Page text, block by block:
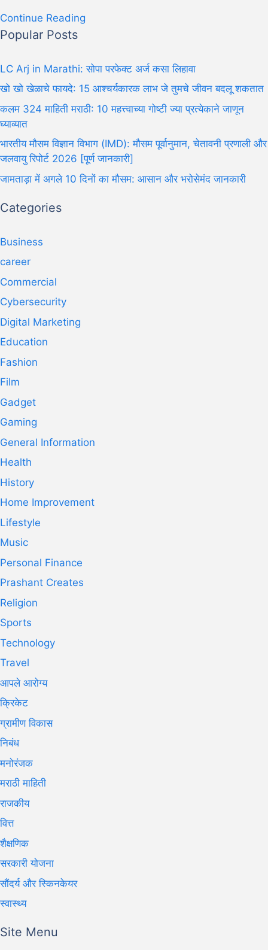
Continue Reading
Popular Posts
LC Arj in Marathi: सोपा परफेक्ट अर्ज कसा लिहावा
खो खो खेळाचे फायदे: 15 आश्चर्यकारक लाभ जे तुमचे जीवन बदलू शकतात
कलम 324 माहिती मराठी: 10 महत्त्वाच्या गोष्टी ज्या प्रत्येकाने जाणून
घ्याव्यात
भारतीय मौसम विज्ञान विभाग (IMD): मौसम पूर्वानुमान, चेतावनी प्रणाली और
जलवायु रिपोर्ट 2026 [पूर्ण जानकारी]
जामताड़ा में अगले 10 दिनों का मौसम: आसान और भरोसेमंद जानकारी
Categories
Business
career
Commercial
Cybersecurity
Digital Marketing
Education
Fashion
Film
Gadget
Gaming
General Information
Health
History
Home Improvement
Lifestyle
Music
Personal Finance
Prashant Creates
Religion
Sports
Technology
Travel
आपले आरोग्य
क्रिकेट
ग्रामीण विकास
निबंध
मनोरंजक
मराठी माहिती
राजकीय
वित्त
शैक्षणिक
सरकारी योजना
सौंदर्य और स्किनकेयर
स्वास्थ्य
Site Menu